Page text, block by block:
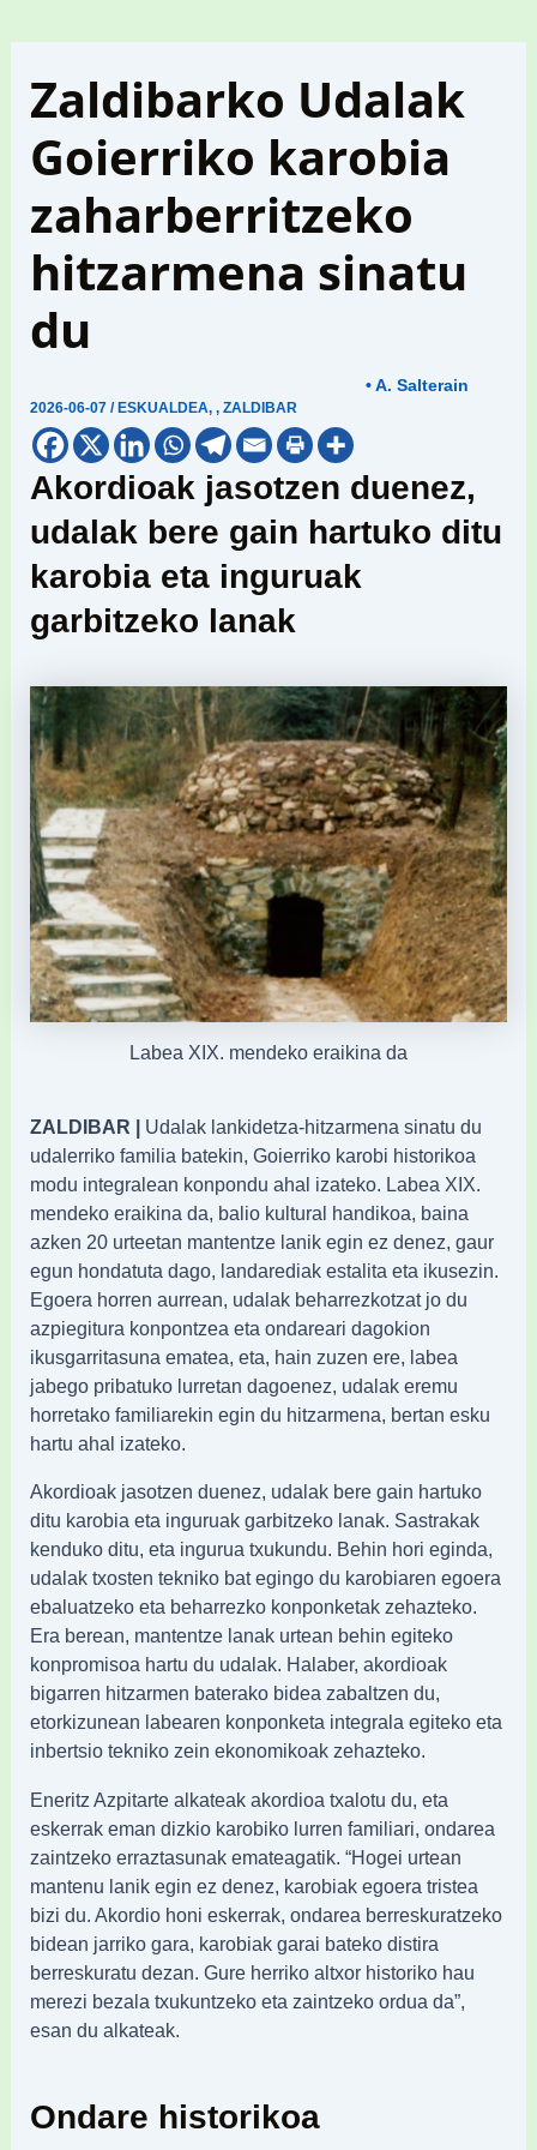
Zaldibarko Udalak
Goierriko karobia
zaharberritzeko
hitzarmena sinatu
du
2026-06-07/ ESKUALDEA,,ZALDIBAR
• A. Salterain
Akordioak jasotzen duenez,
udalak bere gain hartuko ditu
karobia eta inguruak
garbitzeko lanak
Labea XIX. mendeko eraikina da
ZALDIBAR | Udalak lankidetza-hitzarmena sinatu du
udalerriko familia batekin, Goierriko karobi historikoa
modu integralean konpondu ahal izateko. Labea XIX.
mendeko eraikina da, balio kultural handikoa, baina
azken 20 urteetan mantentze lanik egin ez denez, gaur
egun hondatuta dago, landarediak estalita eta ikusezin.
Egoera horren aurrean, udalak beharrezkotzat jo du
azpiegitura konpontzea eta ondareari dagokion
ikusgarritasuna ematea, eta, hain zuzen ere, labea
jabego pribatuko lurretan dagoenez, udalak eremu
horretako familiarekin egin du hitzarmena, bertan esku
hartu ahal izateko.
Akordioak jasotzen duenez, udalak bere gain hartuko
ditu karobia eta inguruak garbitzeko lanak. Sastrakak
kenduko ditu, eta ingurua txukundu. Behin hori eginda,
udalak txosten tekniko bat egingo du karobiaren egoera
ebaluatzeko eta beharrezko konponketak zehazteko.
Era berean, mantentze lanak urtean behin egiteko
konpromisoa hartu du udalak. Halaber, akordioak
bigarren hitzarmen baterako bidea zabaltzen du,
etorkizunean labearen konponketa integrala egiteko eta
inbertsio tekniko zein ekonomikoak zehazteko.
Eneritz Azpitarte alkateak akordioa txalotu du, eta
eskerrak eman dizkio karobiko lurren familiari, ondarea
zaintzeko erraztasunak emateagatik. “Hogei urtean
mantenu lanik egin ez denez, karobiak egoera tristea
bizi du. Akordio honi eskerrak, ondarea berreskuratzeko
bidean jarriko gara, karobiak garai bateko distira
berreskuratu dezan. Gure herriko altxor historiko hau
merezi bezala txukuntzeko eta zaintzeko ordua da”,
esan du alkateak.
Ondare historikoa